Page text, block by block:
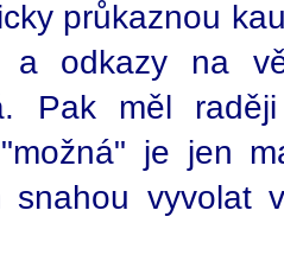
průkaznou
a odkazy na
Pak měl
je jen
snahou vyvolat